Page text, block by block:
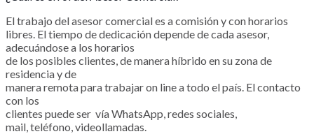
El trabajo del asesor comercial es a comisión y con horarios
libres. El tiempo de dedicación depende de cada asesor,
adecuándose a los horarios
de los posibles clientes, de manera híbrido en su zona de
residencia y de
manera remota para trabajar on line a todo el país. El contacto
con los
clientes puede ser vía WhatsApp, redes sociales,
mail, teléfono, videollamadas.